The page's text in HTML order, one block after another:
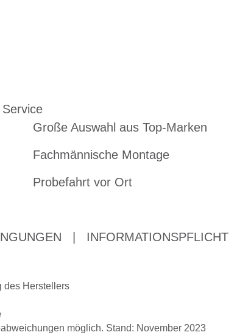
Service
Große Auswahl aus Top-Marken
Fachmännische Montage
Probefahrt vor Ort
INFORMATIONSPFLICHT
des Herstellers
möglich. Stand: November 2023